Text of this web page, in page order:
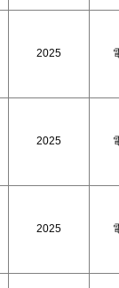
2025
2025
2025